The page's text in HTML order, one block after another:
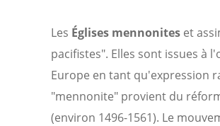
Les Églises mennonites et
pacifistes". Elles sont issues à
Europe en tant qu'expression
"mennonite" provient du
(environ 1496-1561). Le